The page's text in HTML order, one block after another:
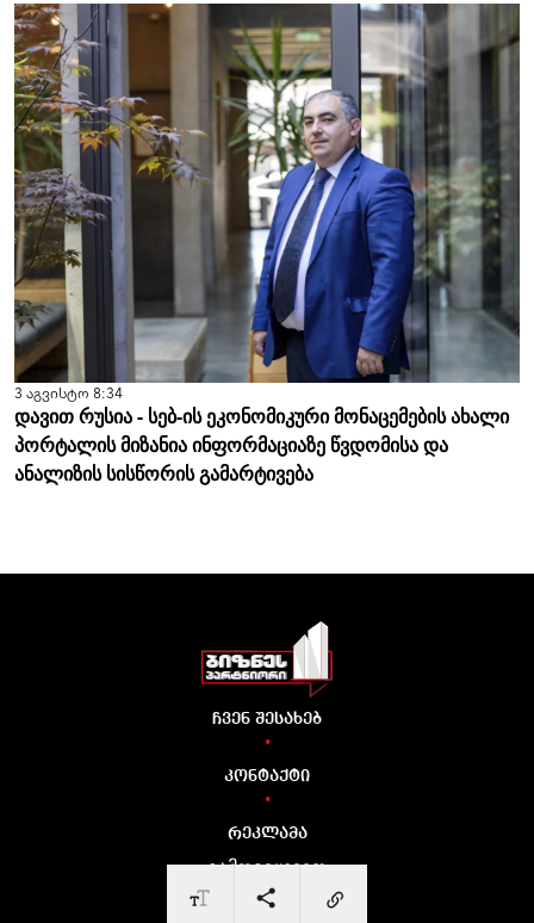
3 აგვისტო 8:34
დავით რუსია - სებ-ის ეკონომიკური მონაცემების ახალი
პორტალის მიზანია ინფორმაციაზე წვდომისა და
ანალიზის სისწორის გამარტივება
ჩვენ შესახებ
•
კონტაქტი
•
რეკლამა
გამოგვყევით